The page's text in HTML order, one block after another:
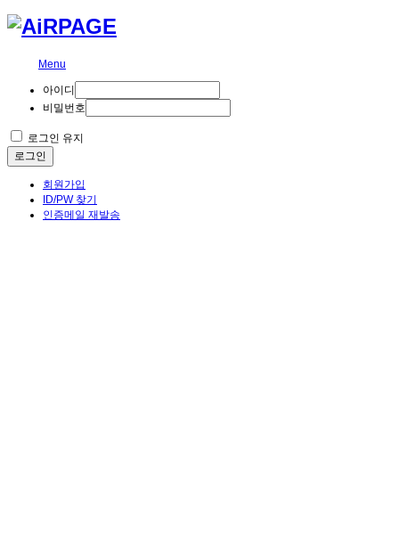
Menu
아이디
비밀번호
로그인 유지
로그인
회원가입
ID/PW 찾기
인증메일 재발송